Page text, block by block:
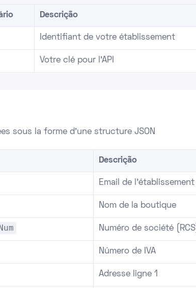
Descrição
Identifiant de votre établissement
Votre clé pour l'API
sous la forme d'une structure JSON
Descrição
Email de l'établissement
Nom de la boutique
Numéro de société (RCS)
Número de IVA
Adresse ligne 1